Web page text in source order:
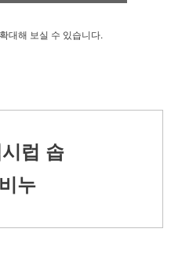
대해 보실 수 있습니다.
럽 솝
누